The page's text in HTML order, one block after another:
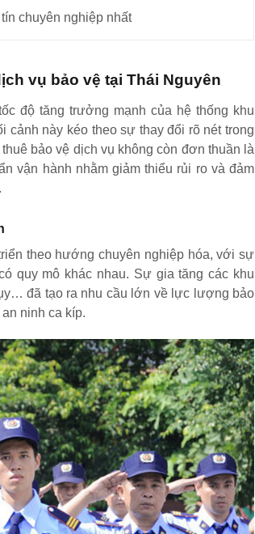
chuyên nghiệp nhất
vụ bảo vệ tại Thái Nguyên
độ tăng trưởng mạnh của hệ thống khu
cảnh này kéo theo sự thay đổi rõ nét trong
bảo vệ dịch vụ không còn đơn thuần là
vận hành nhằm giảm thiểu rủi ro và đảm
theo hướng chuyên nghiệp hóa, với sự
quy mô khác nhau. Sự gia tăng các khu
đã tạo ra nhu cầu lớn về lực lượng bảo
ninh ca kíp.